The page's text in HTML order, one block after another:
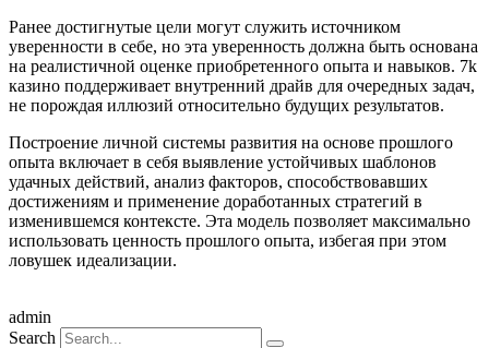
Ранее достигнутые цели могут служить источником
уверенности в себе, но эта уверенность должна быть основана
на реалистичной оценке приобретенного опыта и навыков. 7k
казино поддерживает внутренний драйв для очередных задач,
не порождая иллюзий относительно будущих результатов.
Построение личной системы развития на основе прошлого
опыта включает в себя выявление устойчивых шаблонов
удачных действий, анализ факторов, способствовавших
достижениям и применение доработанных стратегий в
изменившемся контексте. Эта модель позволяет максимально
использовать ценность прошлого опыта, избегая при этом
ловушек идеализации.
admin
Search